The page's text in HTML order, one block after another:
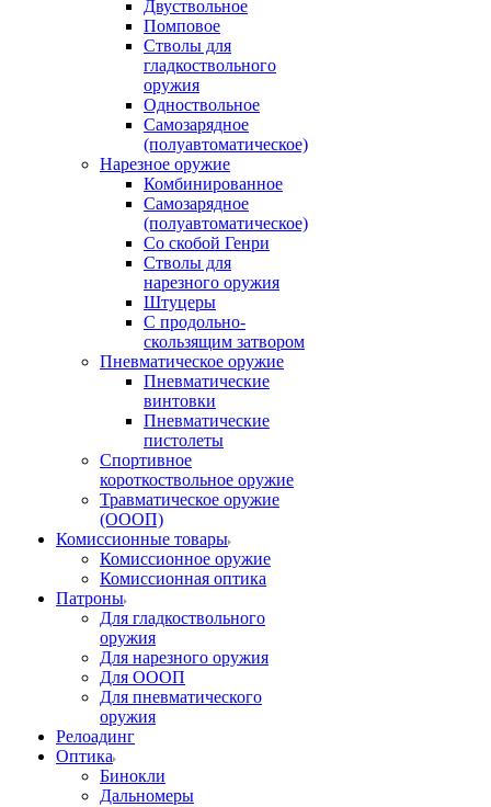
Двуствольное
Помповое
Стволы для
гладкоствольного
оружия
Одноствольное
Самозарядное
(полуавтоматическое)
Нарезное оружие
Комбинированное
Самозарядное
(полуавтоматическое)
Со скобой Генри
Стволы для
нарезного оружия
Штуцеры
С продольно-
скользящим затвором
Пневматическое оружие
Пневматические
винтовки
Пневматические
пистолеты
Спортивное
короткоствольное оружие
Травматическое оружие
(ОООП)
Комиссионные товары
Комиссионное оружие
Комиссионная оптика
Патроны
Для гладкоствольного
оружия
Для нарезного оружия
Для ОООП
Для пневматического
оружия
Релоадинг
Оптика
Бинокли
Дальномеры